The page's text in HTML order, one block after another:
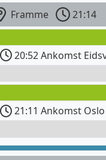
Framme
21:14
20:52 Ankomst
21:11 Ankomst